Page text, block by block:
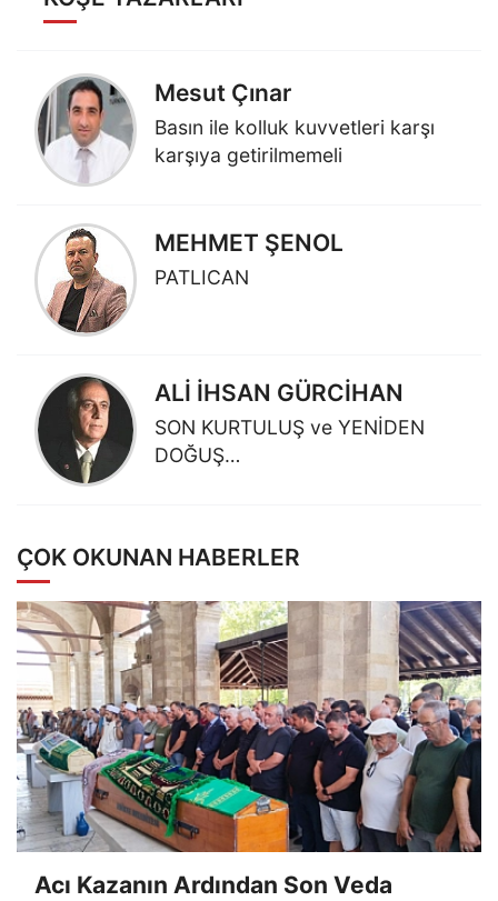
Mesut Çınar
Basın ile kolluk kuvvetleri karşı
karşıya getirilmemeli
MEHMET ŞENOL
PATLICAN
ALİ İHSAN GÜRCİHAN
SON KURTULUŞ ve YENİDEN
DOĞUŞ…
ÇOK OKUNAN HABERLER
Acı Kazanın Ardından Son Veda